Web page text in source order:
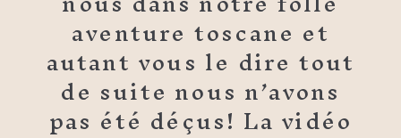
aventure toscane et
autant vous le dire tout
de suite nous n’avons
pas été déçus! La vidéo